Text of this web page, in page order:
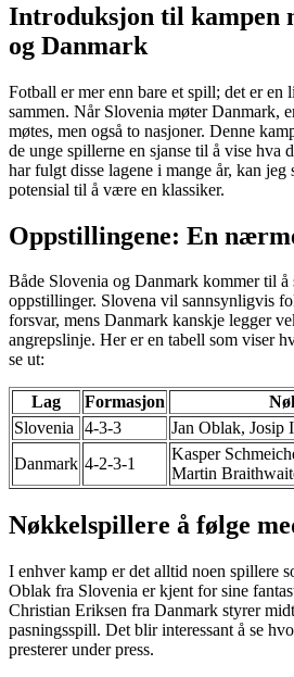
Introduksjon til kampen
og Danmark
Fotball er mer enn bare et spill; det er en
sammen. Når Slovenia møter Danmark,
møtes, men også to nasjoner. Denne
de unge spillerne en sjanse til å vise hva
har fulgt disse lagene i mange år, kan jeg
potensial til å være en klassiker.
Oppstillingene: En
Både Slovenia og Danmark kommer til å
oppstillinger. Slovena vil sannsynligvis
forsvar, mens Danmark kanskje legger
angrepslinje. Her er en tabell som viser
se ut:
Lag Formasjon
Slovenia 4-3-3
Jan Oblak, Josip
Danmark 4-2-3-1
Kasper
Martin
Nøkkelspillere å følge
I enhver kamp er det alltid noen spillere
Oblak fra Slovenia er kjent for sine
Christian Eriksen fra Danmark styrer
pasningsspill. Det blir interessant å se
presterer under press.